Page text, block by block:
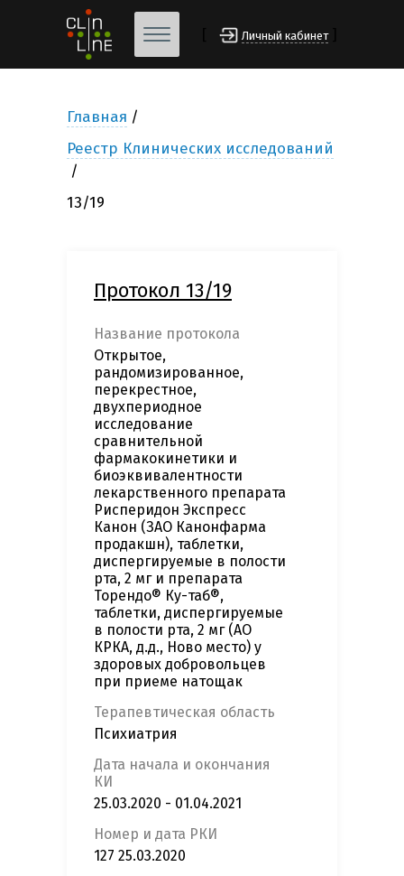
Личный кабинет
Главная
Реестр Клинических исследований
13/19
Протокол 13/19
Название протокола
Открытое,
рандомизированное,
перекрестное,
двухпериодное
исследование
сравнительной
фармакокинетики и
биоэквивалентности
лекарственного препарата
Рисперидон Экспресс
Канон (ЗАО Канонфарма
продакшн), таблетки,
диспергируемые в полости
рта, 2 мг и препарата
Торендо® Ку-таб®,
таблетки, диспергируемые
в полости рта, 2 мг (АО
КРКА, д.д., Ново место) у
здоровых добровольцев
при приеме натощак
Терапевтическая область
Психиатрия
Дата начала и окончания
КИ
25.03.2020 - 01.04.2021
Номер и дата РКИ
127 25.03.2020